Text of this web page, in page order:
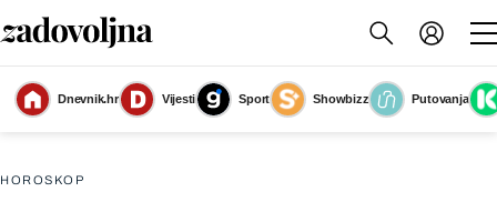
Dnevnik.hr Vijesti Sport Showbizz
Putovanja
Hortenzija(Foto: Unsplash)
HOROSKOP